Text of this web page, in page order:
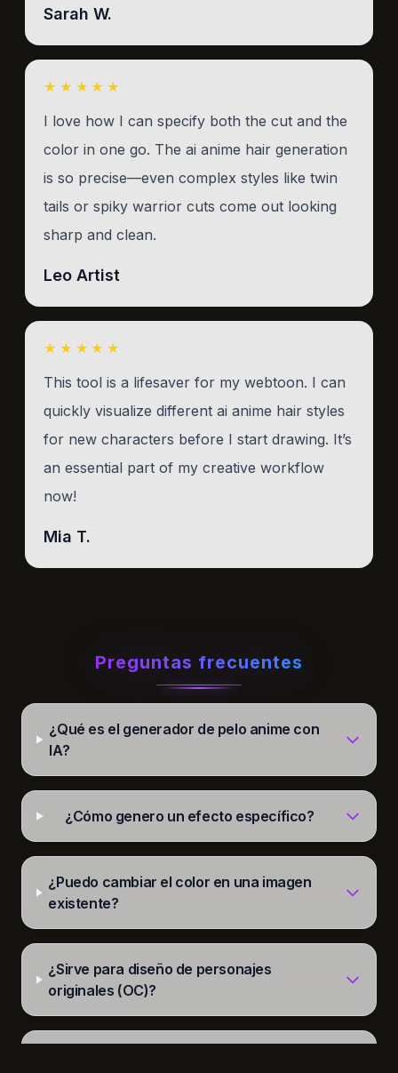
Sarah W.
★★★★★
I love how I can specify both the cut and the
color in one go. The ai anime hair generation
is so precise—even complex styles like twin
tails or spiky warrior cuts come out looking
sharp and clean.
Leo Artist
★★★★★
This tool is a lifesaver for my webtoon. I can
quickly visualize different ai anime hair styles
for new characters before I start drawing. It’s
an essential part of my creative workflow
now!
Mia T.
Preguntas frecuentes
¿Qué es el generador de pelo anime con
IA?
¿Cómo genero un efecto específico?
¿Puedo cambiar el color en una imagen
existente?
¿Sirve para diseño de personajes
originales (OC)?